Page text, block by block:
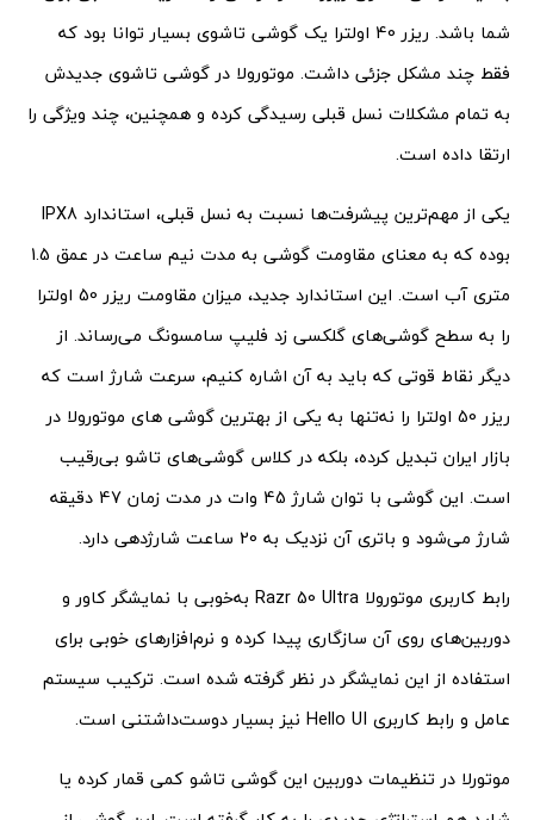
شما باشد. ریزر 40 اولترا یک گوشی تاشوی بسیار توانا بود که
فقط چند مشکل جزئی داشت. موتورولا در گوشی تاشوی جدیدش
به تمام مشکلات نسل قبلی رسیدگی کرده و همچنین، چند ویژگی را
ارتقا داده است.
یکی از مهم‌ترین پیشرفت‌ها نسبت به نسل قبلی، استاندارد IPX8
بوده که به معنای مقاومت گوشی به مدت نیم ساعت در عمق 1.5
متری آب است. این استاندارد جدید، میزان مقاومت ریزر 50 اولترا
را به سطح گوشی‌های گلکسی زد فلیپ سامسونگ می‌رساند. از
دیگر نقاط قوتی که باید به آن اشاره کنیم، سرعت شارژ است که
ریزر 50 اولترا را نه‌تنها به یکی از بهترین گوشی های موتورولا در
بازار ایران تبدیل کرده، بلکه در کلاس گوشی‌های تاشو بی‌رقیب
است. این گوشی با توان شارژ 45 وات در مدت زمان 47 دقیقه
شارژ می‌شود و باتری آن نزدیک به 20 ساعت شارژدهی دارد.
رابط کاربری موتورولا Razr 50 Ultra به‌خوبی با نمایشگر کاور و
دوربین‌های روی آن سازگاری پیدا کرده و نرم‌افزارهای خوبی برای
استفاده از این نمایشگر در نظر گرفته شده است. ترکیب سیستم
عامل و رابط کاربری Hello UI نیز بسیار دوست‌داشتنی است.
موتورلا در تنظیمات دوربین این گوشی تاشو کمی قمار کرده یا